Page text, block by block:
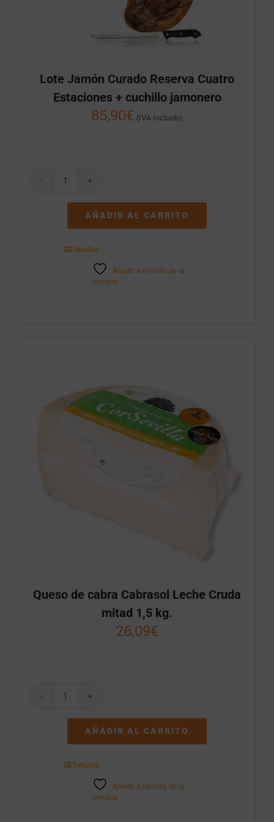
Lote Jamón Curado Reserva Cuatro
Estaciones + cuchillo jamonero
85,90€ (IVA Incluido)
Lote
Curado
Reserva
Estaciones
cuchillo
jamonero
AÑADIR AL CARRITO
Detalles
Añadir a mi lista de la
compra
Queso de cabra Cabrasol Leche Cruda
mitad 1,5 kg.
26,09€
Queso
cabra
Cabrasol
Cruda
AÑADIR AL CARRITO
Detalles
Añadir a mi lista de la
compra